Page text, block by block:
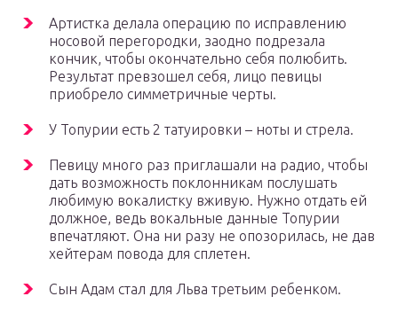
Артистка делала операцию по исправлению
носовой перегородки, заодно подрезала
кончик, чтобы окончательно себя полюбить.
Результат превзошел себя, лицо певицы
приобрело симметричные черты.
У Топурии есть 2 татуировки – ноты и стрела.
Певицу много раз приглашали на радио, чтобы
дать возможность поклонникам послушать
любимую вокалистку вживую. Нужно отдать ей
должное, ведь вокальные данные Топурии
впечатляют. Она ни разу не опозорилась, не дав
хейтерам повода для сплетен.
Сын Адам стал для Льва третьим ребенком.